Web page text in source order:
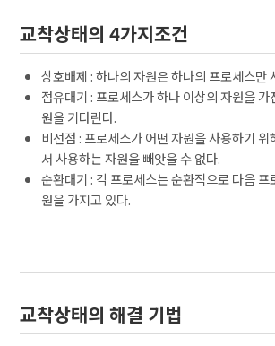
교착상태의 4가지조건
상호배제 : 하나의 자원은 하나의 프로세스만
점유대기 : 프로세스가 하나 이상의 자원을
원을 기다린다.
비선점 : 프로세스가 어떤 자원을 사용하기
서 사용하는 자원을 빼앗을 수 없다.
순환대기 : 각 프로세스는 순환적으로 다음
원을 가지고 있다.
교착상태의 해결 기법